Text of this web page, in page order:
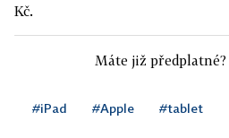
Kč.
Máte již předplatné?
#iPad #Apple #tablet